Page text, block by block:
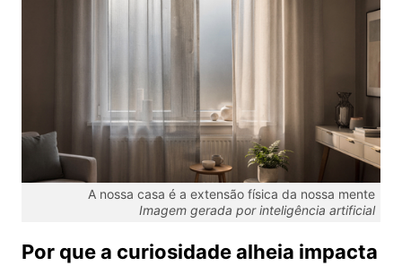
A nossa casa é a extensão física da nossa mente
Imagem gerada por inteligência artificial
Por que a curiosidade alheia impacta